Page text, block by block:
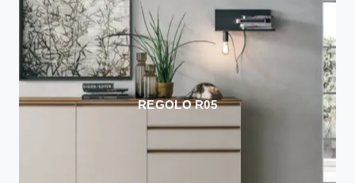
REGOLO R05